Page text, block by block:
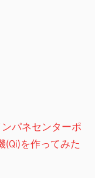
パネセンターポ
(Qi)を作ってみた